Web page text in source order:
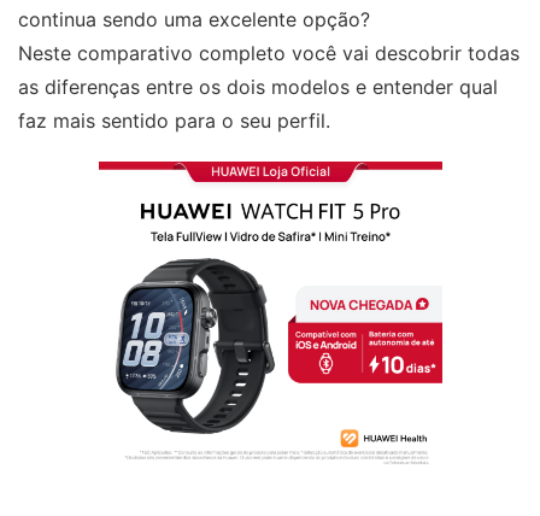
continua sendo uma excelente opção?
Neste comparativo completo você vai descobrir todas
as diferenças entre os dois modelos e entender qual
faz mais sentido para o seu perfil.